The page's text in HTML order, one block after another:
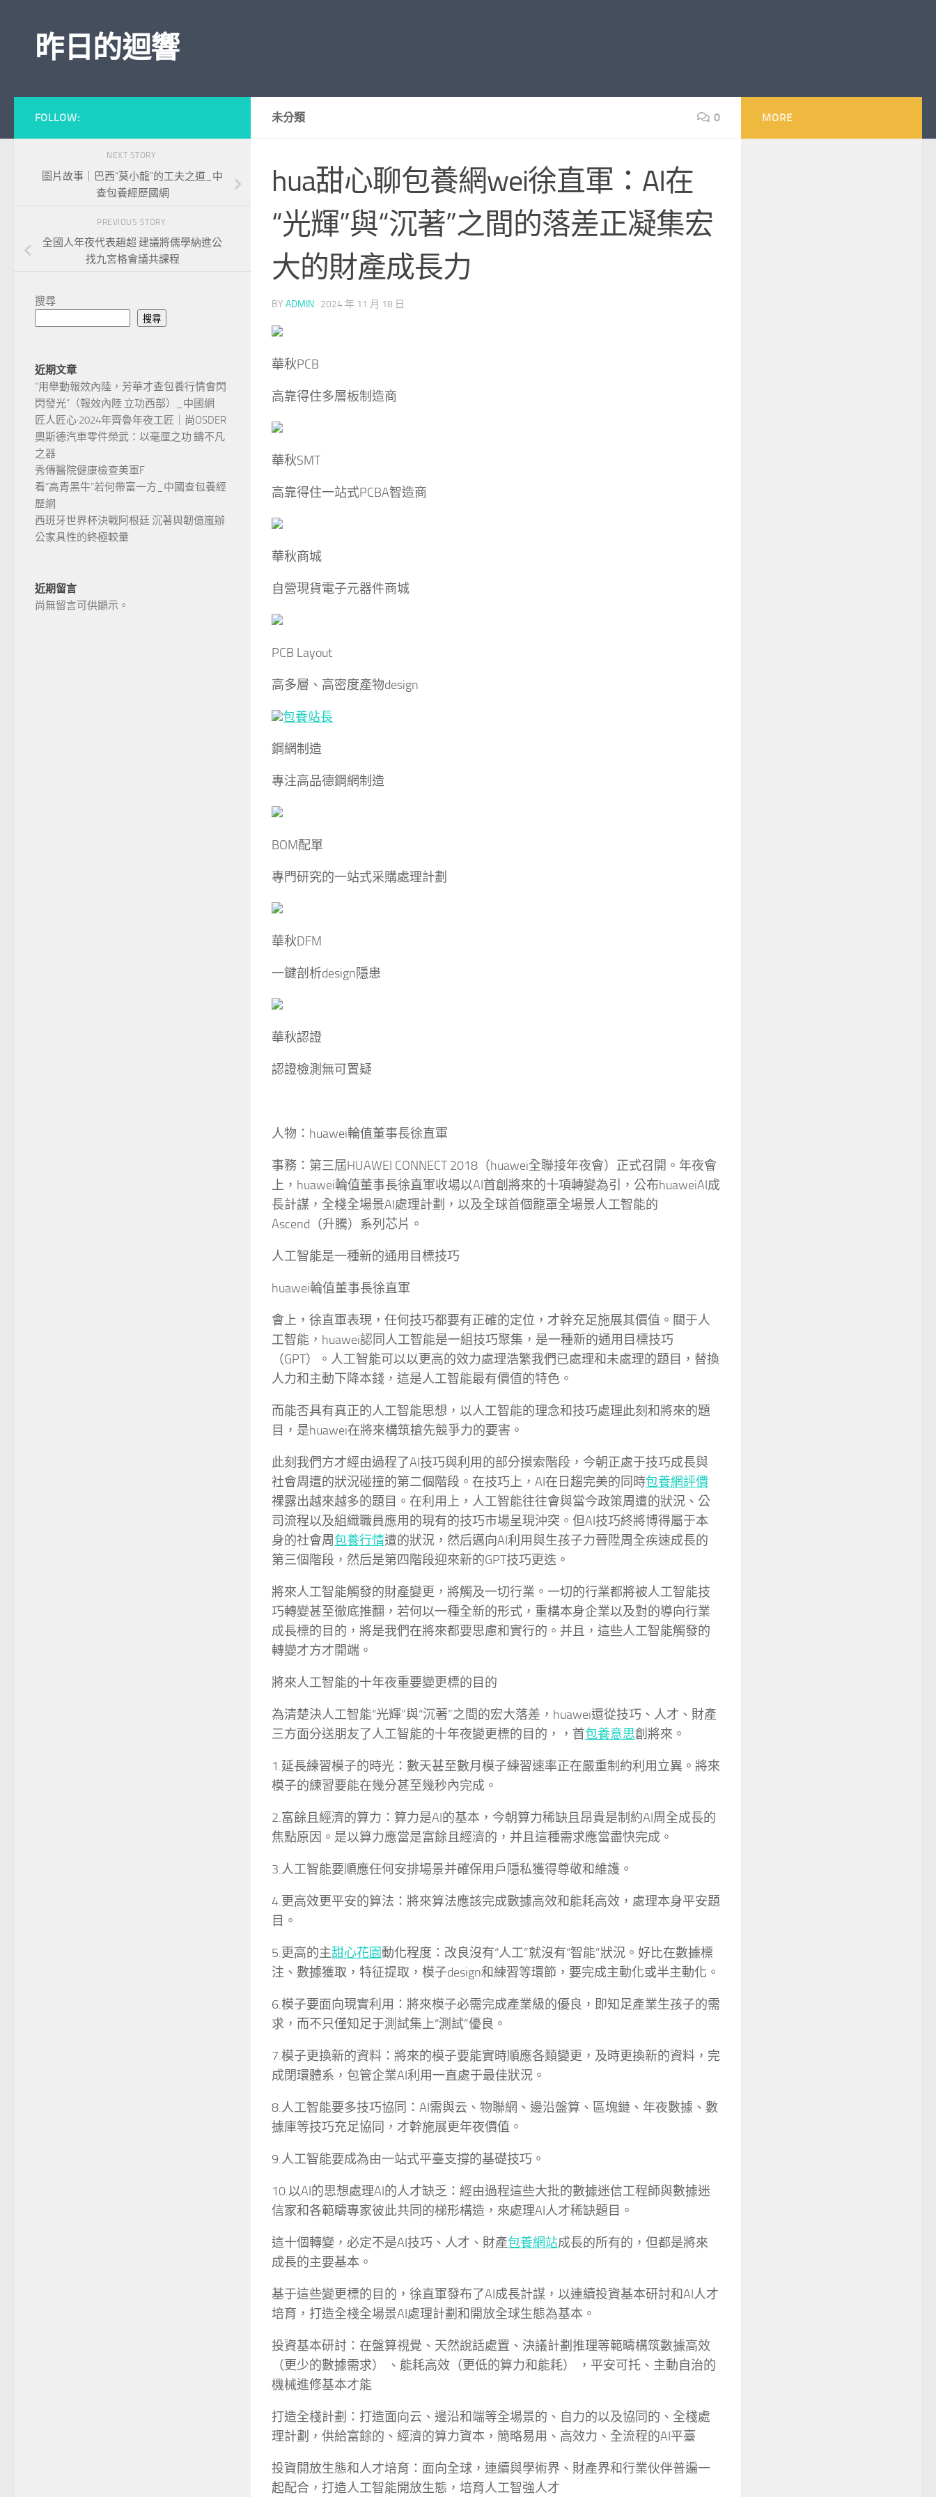
昨日的迴響
未分類 0
hua甜心聊包養網wei徐直軍：AI在
“光輝”與“沉著”之間的落差正凝集宏
大的財產成長力
BY ADMIN · 2024 年 11 月 18 日
華秋PCB
高靠得住多層板制造商
華秋SMT
高靠得住一站式PCBA智造商
華秋商城
自營現貨電子元器件商城
PCB Layout
高多層、高密度產物design
包養站長
鋼網制造
專注高品德鋼網制造
BOM配單
專門研究的一站式采購處理計劃
華秋DFM
一鍵剖析design隱患
華秋認證
認證檢測無可置疑
人物：huawei輪值董事長徐直軍
事務：第三屆HUAWEI CONNECT 2018（huawei全聯接年夜會）正式召開。年夜會
上，huawei輪值董事長徐直軍收場以AI首創將來的十項轉變為引，公布huaweiAI成
長計謀，全棧全場景AI處理計劃，以及全球首個籠罩全場景人工智能的
Ascend（升騰）系列芯片。
人工智能是一種新的通用目標技巧
huawei輪值董事長徐直軍
會上，徐直軍表現，任何技巧都要有正確的定位，才幹充足施展其價值。關于人
工智能，huawei認同人工智能是一組技巧聚集，是一種新的通用目標技巧
（GPT）。人工智能可以以更高的效力處理浩繁我們已處理和未處理的題目，替換
人力和主動下降本錢，這是人工智能最有價值的特色。
而能否具有真正的人工智能思想，以人工智能的理念和技巧處理此刻和將來的題
目，是huawei在將來構筑搶先競爭力的要害。
此刻我們方才經由過程了AI技巧與利用的部分摸索階段，今朝正處于技巧成長與
社會周遭的狀況碰撞的第二個階段。在技巧上，AI在日趨完美的同時包養網評價
裸露出越來越多的題目。在利用上，人工智能往往會與當今政策周遭的狀況、公
司流程以及組織職員應用的現有的技巧市場呈現沖突。但AI技巧終將博得屬于本
身的社會周包養行情遭的狀況，然后邁向AI利用與生孩子力晉陞周全疾速成長的
第三個階段，然后是第四階段迎來新的GPT技巧更迭。
將來人工智能觸發的財產變更，將觸及一切行業。一切的行業都將被人工智能技
巧轉變甚至徹底推翻，若何以一種全新的形式，重構本身企業以及對的導向行業
成長標的目的，將是我們在將來都要思慮和實行的。并且，這些人工智能觸發的
轉變才方才開端。
將來人工智能的十年夜重要變更標的目的
為清楚決人工智能“光輝”與“沉著”之間的宏大落差，huawei還從技巧、人才、財產
三方面分送朋友了人工智能的十年夜變更標的目的，，首包養意思創將來。
1.延長練習模子的時光：數天甚至數月模子練習速率正在嚴重制約利用立異。將來
模子的練習要能在幾分甚至幾秒內完成。
2.富餘且經濟的算力：算力是AI的基本，今朝算力稀缺且昂貴是制約AI周全成長的
焦點原因。是以算力應當是富餘且經濟的，并且這種需求應當盡快完成。
3.人工智能要順應任何安排場景并確保用戶隱私獲得尊敬和維護。
4.更高效更平安的算法：將來算法應該完成數據高效和能耗高效，處理本身平安題
目。
5.更高的主甜心花園動化程度：改良沒有“人工”就沒有“智能”狀況。好比在數據標
注、數據獲取，特征提取，模子design和練習等環節，要完成主動化或半主動化。
6.模子要面向現實利用：將來模子必需完成產業級的優良，即知足產業生孩子的需
求，而不只僅知足于測試集上“測試”優良。
7.模子更換新的資料：將來的模子要能實時順應各類變更，及時更換新的資料，完
成閉環體系，包管企業AI利用一直處于最佳狀況。
8.人工智能要多技巧協同：AI需與云、物聯網、邊沿盤算、區塊鏈、年夜數據、數
據庫等技巧充足協同，才幹施展更年夜價值。
9.人工智能要成為由一站式平臺支撐的基礎技巧。
10.以AI的思想處理AI的人才缺乏：經由過程這些大批的數據迷信工程師與數據迷
信家和各範疇專家彼此共同的梯形構造，來處理AI人才稀缺題目。
這十個轉變，必定不是AI技巧、人才、財產包養網站成長的所有的，但都是將來
成長的主要基本。
基于這些變更標的目的，徐直軍發布了AI成長計謀，以連續投資基本研討和AI人才
培育，打造全棧全場景AI處理計劃和開放全球生態為基本。
投資基本研討：在盤算視覺、天然說話處置、決議計劃推理等範疇構筑數據高效
（更少的數據需求） 、能耗高效（更低的算力和能耗） ，平安可托、主動自治的
機械進修基本才能
打造全棧計劃：打造面向云、邊沿和端等全場景的、自力的以及協同的、全棧處
理計劃，供給富餘的、經濟的算力資本，簡略易用、高效力、全流程的AI平臺
投資開放生態和人才培育：面向全球，連續與學術界、財產界和行業伙伴普遍一
起配合，打造人工智能開放生態，培育人工智強人才
FOLLOW:
NEXT STORY
圖片故事｜巴西“莫小龍”的工夫之道_中
查包養經歷國網
PREVIOUS STORY
全國人年夜代表趙超 建議將儒學納進公
找九宮格會議共課程
搜尋
搜尋
近期文章
“用舉動報效內陸，芳華才查包養行情會閃
閃發光”（報效內陸 立功西部）_中國網
匠人匠心·2024年齊魯年夜工匠｜尚OSDER
奧斯德汽車零件榮武：以毫厘之功 鑄不凡
之器
秀傳醫院健康檢查美軍F
看“高青黑牛”若何帶富一方_中國查包養經
歷網
西班牙世界杯決戰阿根廷 沉著與韌億嵐辦
公家具性的終極較量
近期留言
尚無留言可供顯示。
MORE